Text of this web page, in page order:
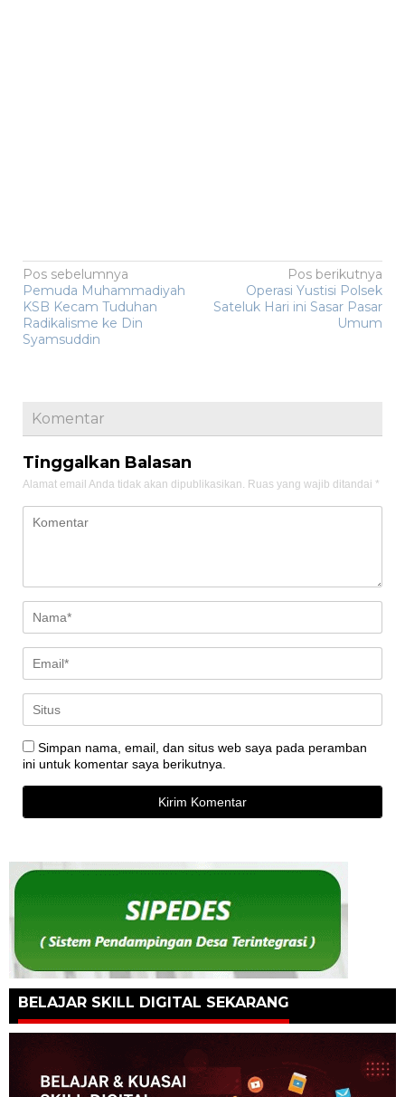
Navigasi
pos
Pos sebelumnya
Pemuda Muhammadiyah
KSB Kecam Tuduhan
Radikalisme ke Din
Syamsuddin
Pos berikutnya
Operasi Yustisi Polsek
Sateluk Hari ini Sasar Pasar
Umum
Komentar
Tinggalkan Balasan
Alamat email Anda tidak akan dipublikasikan. Ruas yang wajib ditandai *
Simpan nama, email, dan situs web saya pada peramban
ini untuk komentar saya berikutnya.
BELAJAR SKILL DIGITAL SEKARANG